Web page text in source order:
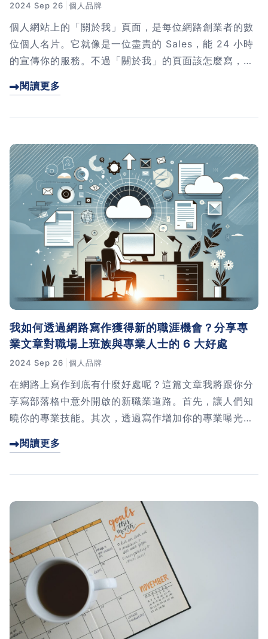
職場思維與工作術｜圖解問題
分析與解決 x AI 視覺化實戰
2024 Sep 26 個人品牌
個人網站上的「關於我」頁面，是每位網路創業者的數
位個人名片。它就像是一位盡責的 Sales，能 24 小時
的宣傳你的服務。不過「關於我」的頁面該怎麼寫，才
的帶你來寫過「關於我」頁面。
閱讀更多
我如何透過網路寫作獲得新的職涯機會？分享專
業文章對職場上班族與專業人士的 6 大好處
2024 Sep 26 個人品牌
在網路上寫作到底有什麼好處呢？這篇文章我將跟你分
享寫部落格中意外開啟的新職業道路。首先，讓人們知
曉你的專業技能。其次，透過寫作增加你的專業曝光，
深入了解目標受眾需求。我將分享我的經驗，鼓勵你寫
閱讀更多